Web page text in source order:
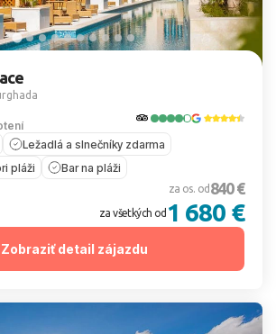
Ležadlá a slnečníky zdarma
pláži
Bar na pláži
za os. od 840 €
za všetkých od 1 680 €
Zobraziť detail zájazdu